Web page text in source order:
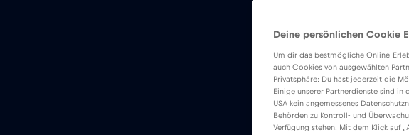
Deine persönlichen Cookie
Um dir das bestmögliche Online-
auch Cookies von ausgewählten
Privatsphäre: Du hast jederzeit die
Einige unserer Partnerdienste sind in
USA kein angemessenes
Behörden zu Kontroll- und
Verfügung stehen. Mit dem Klick auf